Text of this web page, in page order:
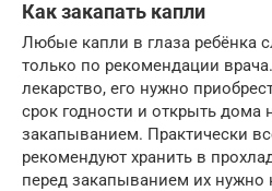
Как закапать капли
Любые капли в глаза ребёнка
только по рекомендации
лекарство, его нужно
срок годности и открыть дома
закапыванием. Практически
рекомендуют хранить в
перед закапыванием их нужно